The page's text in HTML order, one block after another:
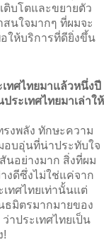
ติบโตและขยายตัว
สนใจมากๆ ที่ผมจะ
ให้บริการที่ดียิ่งขึ้น
ทศไทยมาแล้วหนึ่งปี
ะเทศไทยมาเล่าให้
งพลัง ทักษะความ
อบอุ่นที่น่าประทับใจ
นอย่างมาก สิ่งที่ผม
งดีซึ่งไม่ใช่แค่จาก
ทศไทยเท่านั้นแต่
ธมิตรมากมายของ
าประเทศไทยเป็น
!